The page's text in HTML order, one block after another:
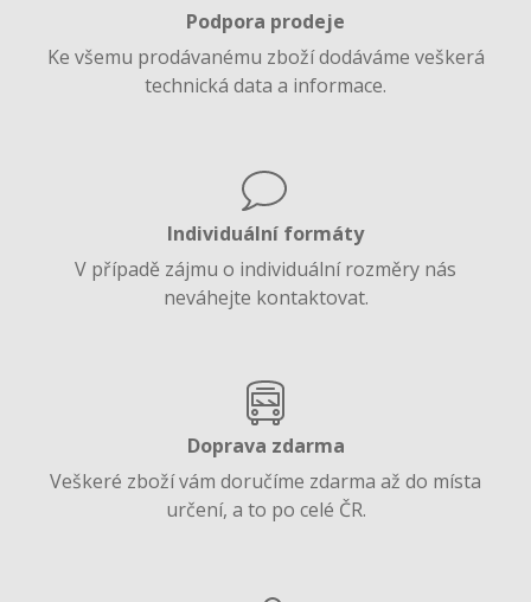
Podpora prodeje
Ke všemu prodávanému zboží dodáváme veškerá
technická data a informace.
Individuální formáty
V případě zájmu o individuální rozměry nás
neváhejte kontaktovat.
Doprava zdarma
Veškeré zboží vám doručíme zdarma až do místa
určení, a to po celé ČR.